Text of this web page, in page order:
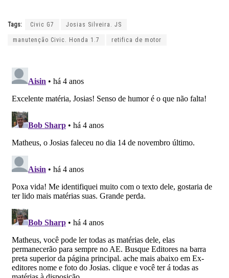
Tags: Civic G7 Josias Silveira. JS
manutenção Civic. Honda 1.7 retifica de motor